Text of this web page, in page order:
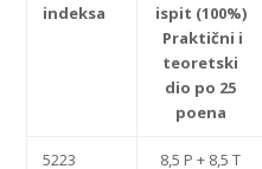
indeksa
ispit (100%)
Praktični i
teoretski
dio po 25
poena
5223 8,5 P + 8,5 T